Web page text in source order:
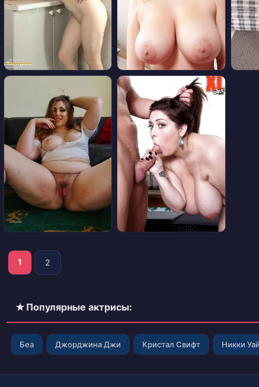
1 2
✭ Популярные актрисы:
Беа Джорджина Джи Кристал Свифт Никки